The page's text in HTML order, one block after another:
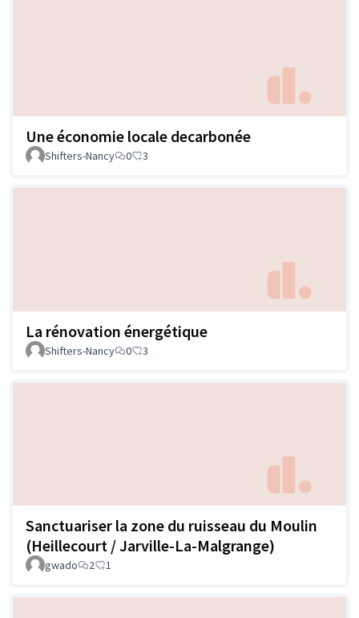
Une économie locale decarbonée
Shifters-Nancy 0 3
La rénovation énergétique
Shifters-Nancy 0 3
Sanctuariser la zone du ruisseau du Moulin
(Heillecourt / Jarville-La-Malgrange)
gwado 2 1